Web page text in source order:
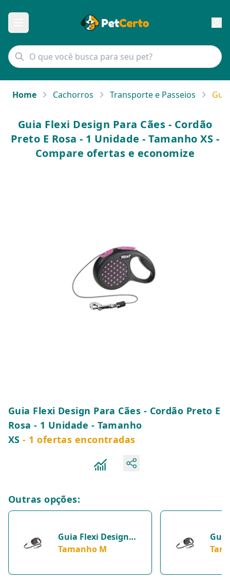
Home Cachorros Transporte e Passeios
Guia Flexi Design Para Cães - Cordão
Preto E Rosa - 1 Unidade - Tamanho XS -
Compare ofertas e economize
Guia Flexi Design Para Cães - Cordão Preto E
Rosa - 1 Unidade - Tamanho
XS - 1 ofertas encontradas
Outras opções:
Guia Flexi Design
Preto E Rosa Para
Tamanho M
Tamanho M